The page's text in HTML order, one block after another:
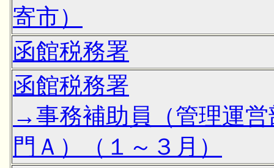
寄市）
函館税務署
函館税務署
→事務補助員（管理運営
門Ａ）（１～３月）